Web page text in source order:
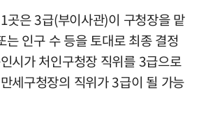
곳은 3급(부이사관)이 구청장을 맡
는 인구 수 등을 토대로 최종 결정
시가 처인구청장 직위를 3급으로
세구청장의 직위가 3급이 될 가능